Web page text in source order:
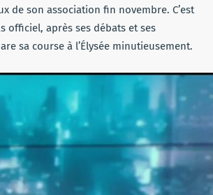
de son association fin novembre. C’est
officiel, après ses débats et ses
sa course à l’Élysée minutieusement.